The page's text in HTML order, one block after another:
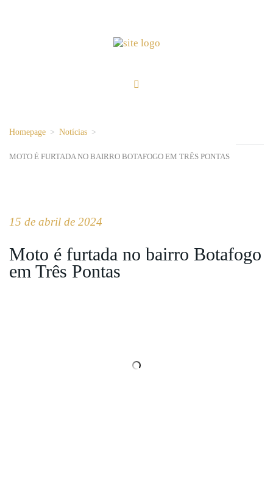
Homepage > Notícias >
MOTO É FURTADA NO BAIRRO BOTAFOGO EM TRÊS PONTAS
15 de abril de 2024
Moto é furtada no bairro Botafogo
em Três Pontas